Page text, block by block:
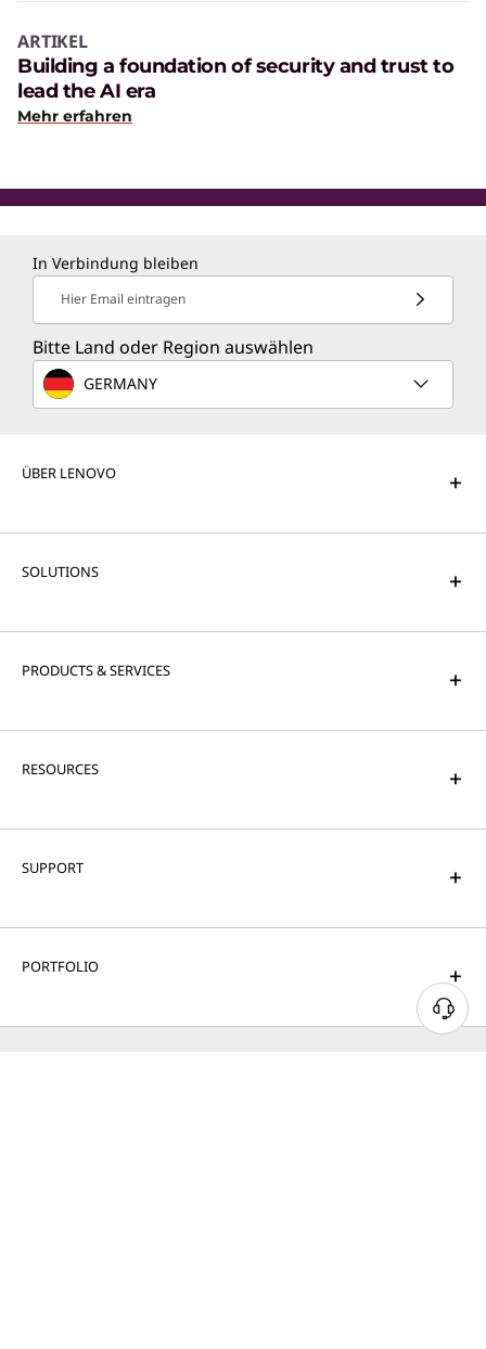
ARTIKEL
Building a foundation of security and trust to
lead the AI era
Mehr erfahren
In Verbindung bleiben
Hier Email eintragen
Bitte Land oder Region auswählen
GERMANY
ÜBER LENOVO
SOLUTIONS
PRODUCTS & SERVICES
RESOURCES
SUPPORT
PORTFOLIO